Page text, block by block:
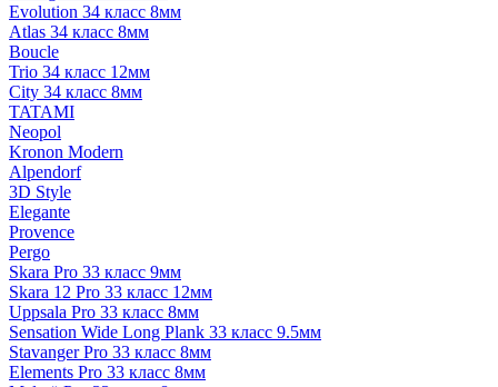
Evolution 34 класс 8мм
Atlas 34 класс 8мм
Boucle
Trio 34 класс 12мм
City 34 класс 8мм
TATAMI
Neopol
Kronon Modern
Alpendorf
3D Style
Elegante
Provence
Pergo
Skara Pro 33 класс 9мм
Skara 12 Pro 33 класс 12мм
Uppsala Pro 33 класс 8мм
Sensation Wide Long Plank 33 класс 9.5мм
Stavanger Pro 33 класс 8мм
Elements Pro 33 класс 8мм